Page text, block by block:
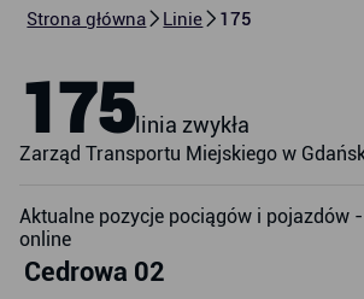
Strona główna Linie 175
175linia zwykła
Zarząd Transportu Miejskiego w
Aktualne pozycje pociągów i pojazdów
online
Cedrowa 02